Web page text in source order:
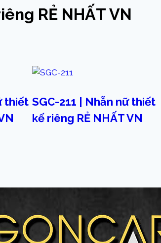
RẺ NHẤT VN
thiết SGC-211 | Nhẫn nữ thiết
kế riêng RẺ NHẤT VN